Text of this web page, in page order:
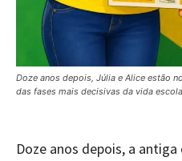
Doze anos depois, Júlia e Alice estão
das fases mais decisivas da vida
Doze anos depois, a